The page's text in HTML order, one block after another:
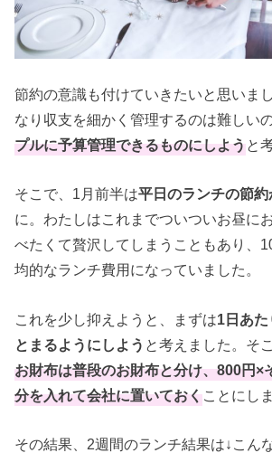
節約の意識も付けていきたいと思いま
なり収支を細かく管理するのは難しい
プルに予算管理できるものにしようと
そこで、1月前半は平日のランチの節
に。わたしはこれまでついついお昼に
べたくて贅沢してしまうこともあり、
均的なランチ費用になっていました。
これを少し抑えようと、まずは1日あた
とまるようにしよう と考えました。そ
お財布は普段のお財布と分け、800円×
分を入れて会社に置いておく ことにし
その結果、2週間のランチ結果は↓こん